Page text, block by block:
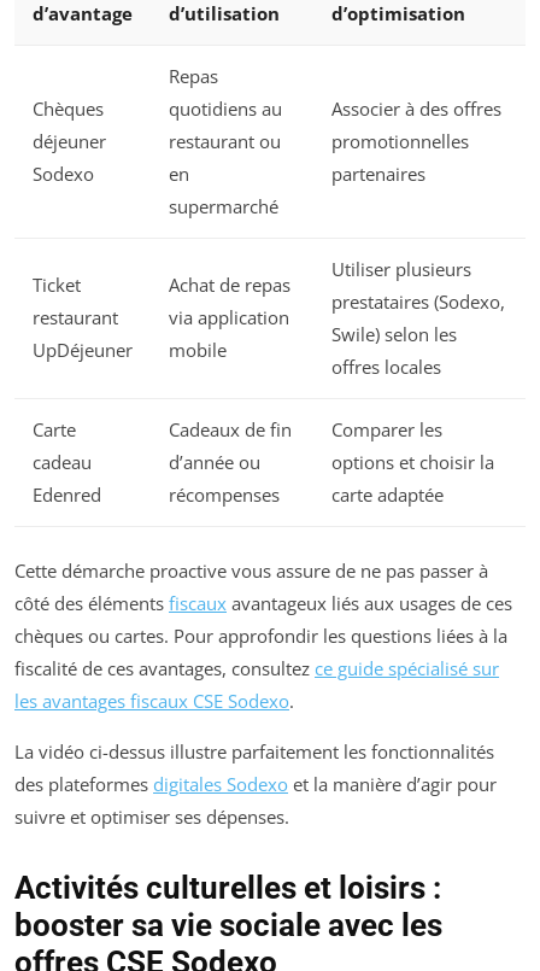
d’avantage
d’utilisation
d’optimisation
Chèques
déjeuner
Sodexo
Repas
quotidiens au
restaurant ou
en
supermarché
Associer à des offres
promotionnelles
partenaires
Ticket
restaurant
UpDéjeuner
Achat de repas
via application
mobile
Utiliser plusieurs
prestataires (Sodexo,
Swile) selon les
offres locales
Carte
cadeau
Edenred
Cadeaux de fin
d’année ou
récompenses
Comparer les
options et choisir la
carte adaptée
Cette démarche proactive vous assure de ne pas passer à
côté des éléments fiscaux avantageux liés aux usages de ces
chèques ou cartes. Pour approfondir les questions liées à la
fiscalité de ces avantages, consultez ce guide spécialisé sur
les avantages fiscaux CSE Sodexo.
La vidéo ci-dessus illustre parfaitement les fonctionnalités
des plateformes digitales Sodexo et la manière d’agir pour
suivre et optimiser ses dépenses.
Activités culturelles et loisirs :
booster sa vie sociale avec les
offres CSE Sodexo